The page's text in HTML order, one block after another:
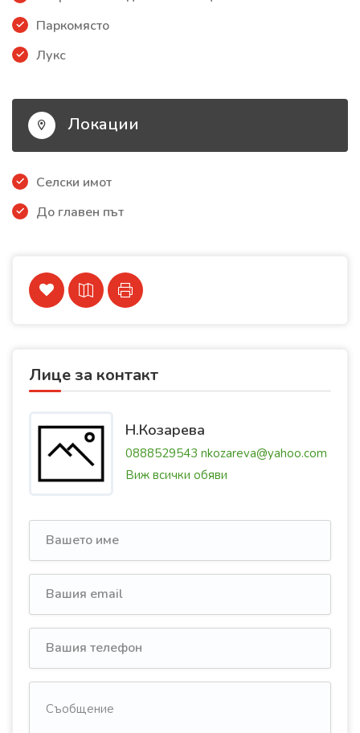
Паркомясто
Лукс
Локации
Селски имот
До главен път
Лице за контакт
Н.Козарева
0888529543 nkozareva@yahoo.com
Виж всички обяви